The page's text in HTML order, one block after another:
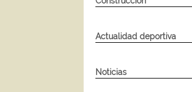
Actualidad deportiva
Noticias